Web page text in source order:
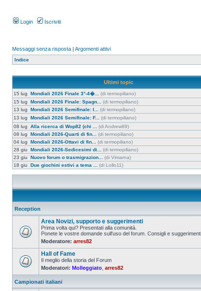
Login Iscriviti
Messaggi senza risposta | Argomenti attivi
Indice
Ultimi topic
15 lug Mondiali 2026 Finale 3°-4�... (di termopiliano)
15 lug Mondiali 2026 Finale: Spagn... (di termopiliano)
13 lug Mondiali 2026 Semifinale: I... (di termopiliano)
13 lug Mondiali 2026 Semifinale: F... (di termopiliano)
08 lug Alla ricerca di Wop82 (chi ... (di Andrew89)
08 lug Mondiali 2026-Quarti di fin... (di termopiliano)
04 lug Mondiali 2026-Ottavi di fin... (di termopiliano)
28 giu Mondiali 2026-Sedicesimi di... (di termopiliano)
23 giu Nuovo forum o trasmigrazion... (di Vimarna)
18 giu Due giochini estivi a tema ... (di Lollo11)
Reception
Area Novizi, supporto e suggerimenti
Prima volta qui? Presentati alla comunità.
Ponete le vostre domande sull'uso del forum. Consigli e
Moderatore: arres82
Hall of Fame
Il meglio della storia del Forum
Moderatori: Molleggiato arres82
Campionati italiani